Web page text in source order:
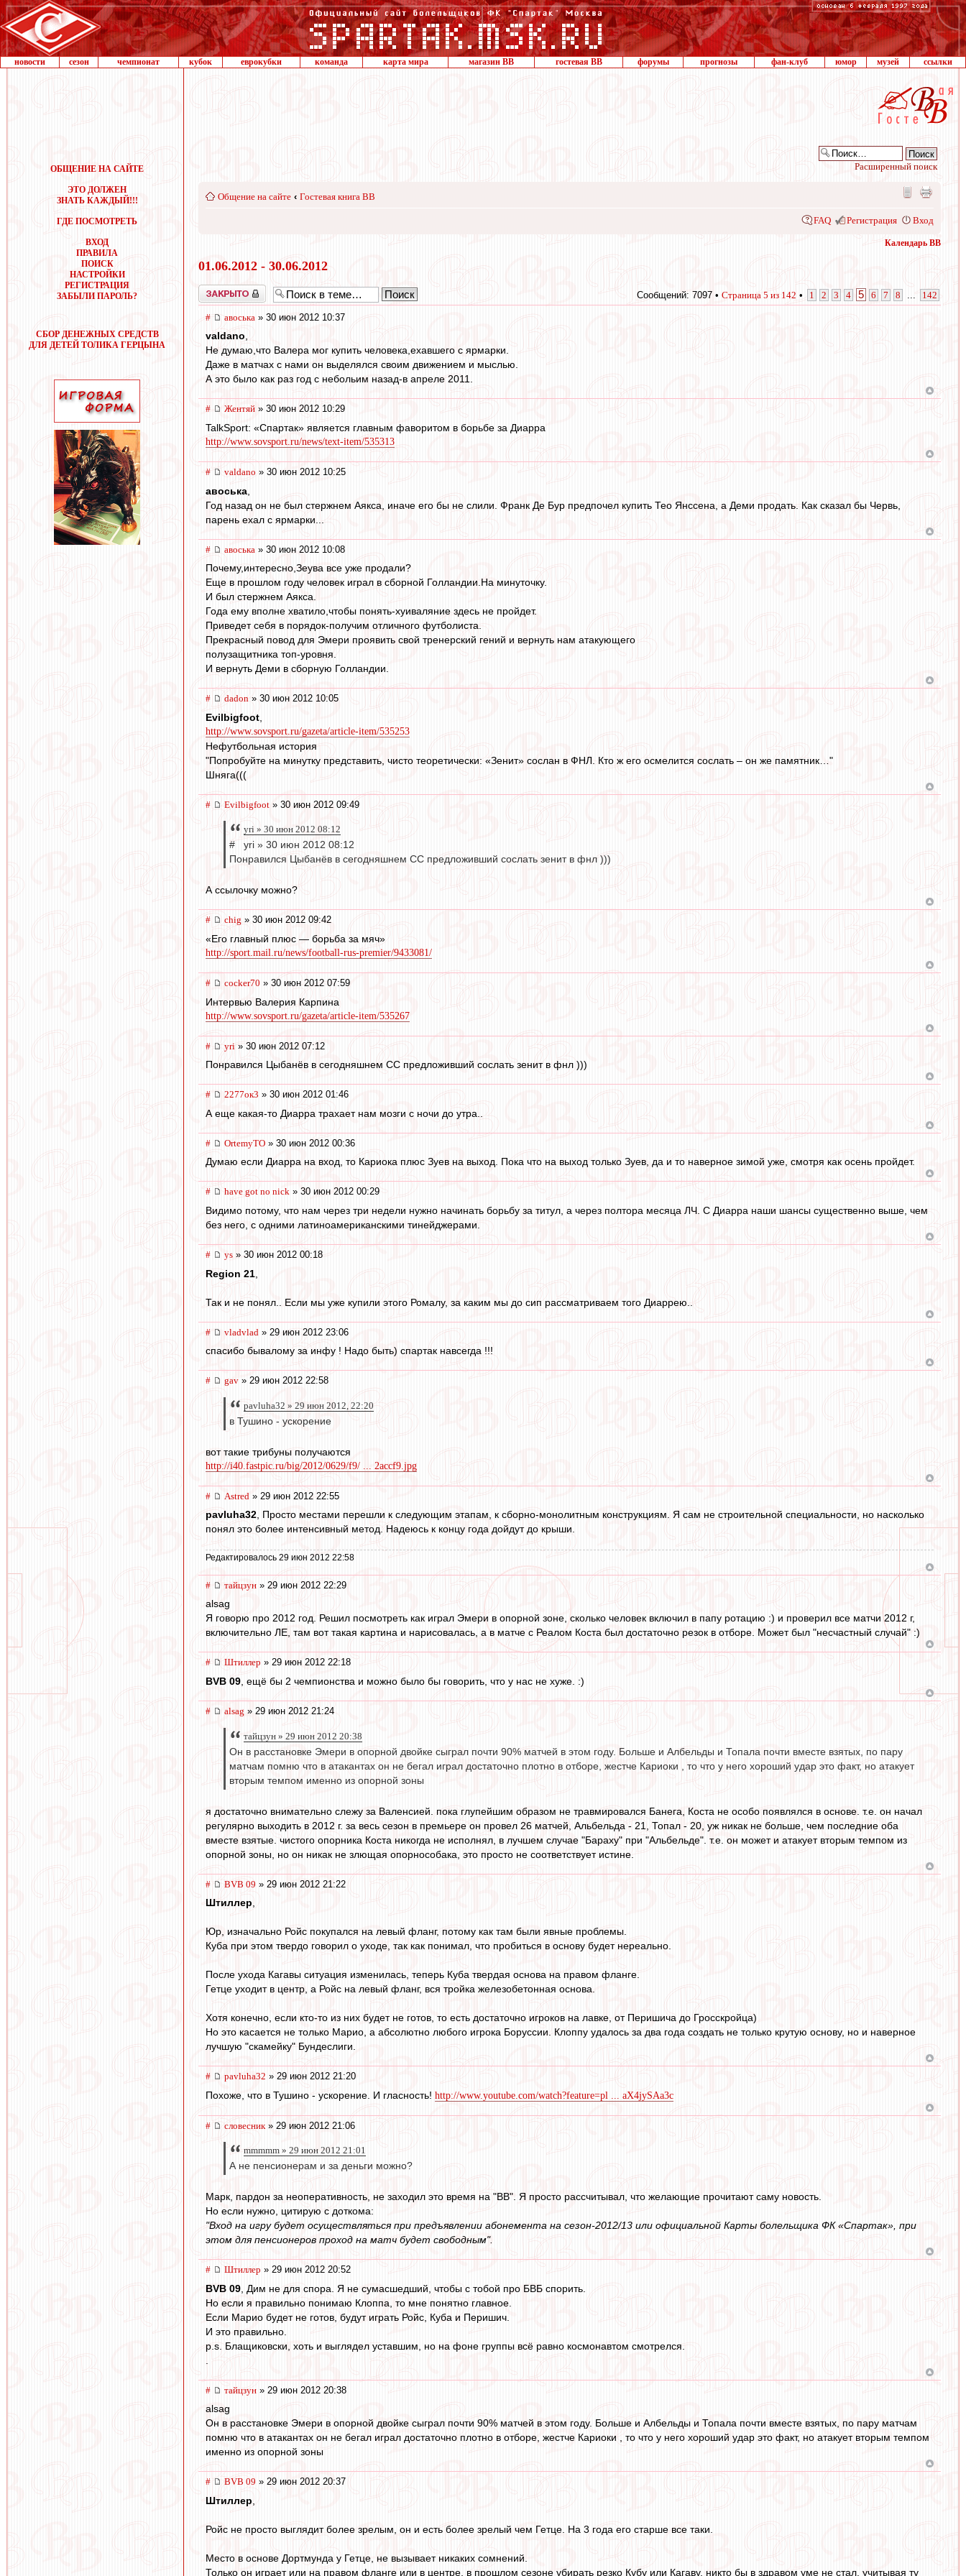
новости сезон чемпионат кубок еврокубки команда карта мира магазин ВВ гостевая ВВ форумы прогнозы фан-клуб юмор музей ссылки
ОБЩЕНИЕ НА САЙТЕ
ЭТО ДОЛЖЕН
ЗНАТЬ КАЖДЫЙ!!!
ГДЕ ПОСМОТРЕТЬ
ВХОД
ПРАВИЛА
ПОИСК
НАСТРОЙКИ
РЕГИСТРАЦИЯ
ЗАБЫЛИ ПАРОЛЬ?
СБОР ДЕНЕЖНЫХ СРЕДСТВ
ДЛЯ ДЕТЕЙ ТОЛИКА ГЕРЦЫНА
Расширенный поиск
Общение на сайте ‹ Гостевая книга ВВ
FAQ Регистрация Вход
Календарь ВВ
01.06.2012 - 30.06.2012
Закрыто Сообщений: 7097 • Страница 5 из 142 • 1 2 3 4 5 6 7 8 142
# авоська » 30 июн 2012 10:37
valdano,
Не думаю,что Валера мог купить человека,ехавшего с ярмарки.
Даже в матчах с нами он выделялся своим движением и мыслью.
А это было как раз год c небольим назад-в апреле 2011.
# Жентяй » 30 июн 2012 10:29
TalkSport: «Спартак» является главным фаворитом в борьбе за Диарра
http://www.sovsport.ru/news/text-item/535313
# valdano » 30 июн 2012 10:25
авоська
Год назад он не был стержнем Аякса, иначе его бы не слили. Франк Де Бур предпочел купить Тео Янссена, а Деми продать. Как сказал бы Червь,
парень ехал с ярмарки...
# авоська » 30 июн 2012 10:08
Почему,интересно,Зеува все уже продали?
Еще в прошлом году человек играл в сборной Голландии.На минуточку.
И был стержнем Аякса.
Года ему вполне хватило,чтобы понять-хуиваляние здесь не пройдет.
Приведет себя в порядок-получим отличного футболиста.
Прекрасный повод для Эмери проявить свой тренерский гений и вернуть нам атакующего
полузащитника топ-уровня.
И вернуть Деми в сборную Голландии.
# dadon » 30 июн 2012 10:05
Evilbigfoot
http://www.sovsport.ru/gazeta/article-item/535253
Нефутбольная история
"Попробуйте на минутку представить, чисто теоретически: «Зенит» сослан в ФНЛ. Кто ж его осмелится сослать – он же памятник…"
Шняга(((
# Evilbigfoot » 30 июн 2012 09:49
yri » 30 июн 2012 08:12
# yri » 30 июн 2012 08:12
Понравился Цыбанёв в сегодняшнем СС предложивший сослать зенит в фнл )))
А ссылочку можно?
# chig » 30 июн 2012 09:42
«Его главный плюс — борьба за мяч»
http://sport.mail.ru/news/football-rus-premier/9433081/
# cocker70 » 30 июн 2012 07:59
Интервью Валерия Карпина
http://www.sovsport.ru/gazeta/article-item/535267
# yri » 30 июн 2012 07:12
Понравился Цыбанёв в сегодняшнем СС предложивший сослать зенит в фнл )))
# 2277ок3 » 30 июн 2012 01:46
А еще какая-то Диарра трахает нам мозги с ночи до утра..
# OrtemyTO » 30 июн 2012 00:36
Думаю если Диарра на вход, то Кариока плюс Зуев на выход. Пока что на выход только Зуев, да и то наверное зимой уже, смотря как осень пройдет.
# have got no nick » 30 июн 2012 00:29
Видимо потому, что нам через три недели нужно начинать борьбу за титул, а через полтора месяца ЛЧ. С Диарра наши шансы существенно выше, чем
без него, с одними латиноамериканскими тинейджерами.
# ys » 30 июн 2012 00:18
Region 21
Так и не понял.. Если мы уже купили этого Ромалу, за каким мы до сип рассматриваем того Диаррею..
# vladvlad » 29 июн 2012 23:06
спасибо бывалому за инфу ! Надо быть) спартак навсегда !!!
# gav » 29 июн 2012 22:58
pavluha32 » 29 июн 2012, 22:20
в Тушино - ускорение
вот такие трибуны получаются
http://i40.fastpic.ru/big/2012/0629/f9/ ... 2accf9.jpg
# Astred » 29 июн 2012 22:55
pavluha32, Просто местами перешли к следующим этапам, к сборно-монолитным конструкциям. Я сам не строительной специальности, но насколько
понял это более интенсивный метод. Надеюсь к концу года дойдут до крыши.
Редактировалось 29 июн 2012 22:58
# тайцзун » 29 июн 2012 22:29
alsag
Я говорю про 2012 год. Решил посмотреть как играл Эмери в опорной зоне, сколько человек включил в папу ротацию :) и проверил все матчи 2012 г,
включительно ЛЕ, там вот такая картина и нарисовалась, а в матче с Реалом Коста был достаточно резок в отборе. Может был "несчастный случай" :)
# Штиллер » 29 июн 2012 22:18
BVB 09 , ещё бы 2 чемпионства и можно было бы говорить, что у нас не хуже. :)
# alsag » 29 июн 2012 21:24
тайцзун » 29 июн 2012 20:38
Он в расстановке Эмери в опорной двойке сыграл почти 90% матчей в этом году. Больше и Албельды и Топала почти вместе взятых, по пару
матчам помню что в атакантах он не бегал играл достаточно плотно в отборе, жестче Кариоки , то что у него хороший удар это факт, но атакует
вторым темпом именно из опорной зоны
я достаточно внимательно слежу за Валенсией. пока глупейшим образом не травмировался Банега, Коста не особо появлялся в основе. т.е. он начал
регулярно выходить в 2012 г. за весь сезон в премьере он провел 26 матчей, Альбельда - 21, Топал - 20, уж никак не больше, чем последние оба
вместе взятые. чистого опорника Коста никогда не исполнял, в лучшем случае "Бараху" при "Альбельде". т.е. он может и атакует вторым темпом из
опорной зоны, но он никак не злющая опорнособака, это просто не соответствует истине.
# BVB 09 » 29 июн 2012 21:22
Штиллер
Юр, изначально Ройс покупался на левый фланг, потому как там были явные проблемы.
Куба при этом твердо говорил о уходе, так как понимал, что пробиться в основу будет нереально.
После ухода Кагавы ситуация изменилась, теперь Куба твердая основа на правом фланге.
Гетце уходит в центр, а Ройс на левый фланг, вся тройка железобетонная основа.
Хотя конечно, если кто-то из них будет не готов, то есть достаточно игроков на лавке, от Перишича до Гросскройца)
Но это касается не только Марио, а абсолютно любого игрока Боруссии. Клоппу удалось за два года создать не только крутую основу, но и наверное
лучшую "скамейку" Бундеслиги.
# pavluha32 » 29 июн 2012 21:20
Похоже, что в Тушино - ускорение. И гласность! http://www.youtube.com/watch?feature=pl ... aX4jySAa3c
# словесник » 29 июн 2012 21:06
mmmmm » 29 июн 2012 21:01
А не пенсионерам и за деньги можно?
Марк, пардон за неоперативность, не заходил это время на "ВВ". Я просто рассчитывал, что желающие прочитают саму новость.
Но если нужно, цитирую с доткома:
"Вход на игру будет осуществляться при предъявлении абонемента на сезон-2012/13 или официальной Карты болельщика ФК «Спартак», при
этом для пенсионеров проход на матч будет свободным".
# Штиллер » 29 июн 2012 20:52
BVB 09 , Дим не для спора. Я не сумасшедший, чтобы с тобой про БВБ спорить.
Но если я правильно понимаю Клоппа, то мне понятно главное.
Если Марио будет не готов, будут играть Ройс, Куба и Перишич.
И это правильно.
p.s. Блащиковски, хоть и выглядел уставшим, но на фоне группы всё равно космонавтом смотрелся.
# тайцзун » 29 июн 2012 20:38
alsag
Он в расстановке Эмери в опорной двойке сыграл почти 90% матчей в этом году. Больше и Албельды и Топала почти вместе взятых, по пару матчам
помню что в атакантах он не бегал играл достаточно плотно в отборе, жестче Кариоки , то что у него хороший удар это факт, но атакует вторым темпом
именно из опорной зоны
# BVB 09 » 29 июн 2012 20:37
Штиллер
Ройс не просто выглядит более зрелым, он и есть более зрелый чем Гетце. На 3 года его старше все таки.
Место в основе Дортмунда у Гетце, не вызывает никаких сомнений.
Только он играет или на правом фланге или в центре, в прошлом сезоне убирать резко Кубу или Кагаву, никто бы в здравом уме не стал, учитывая ту